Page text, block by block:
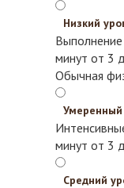
Низкий
минут от 3
Обычная
Умеренный
минут от 3
Средний